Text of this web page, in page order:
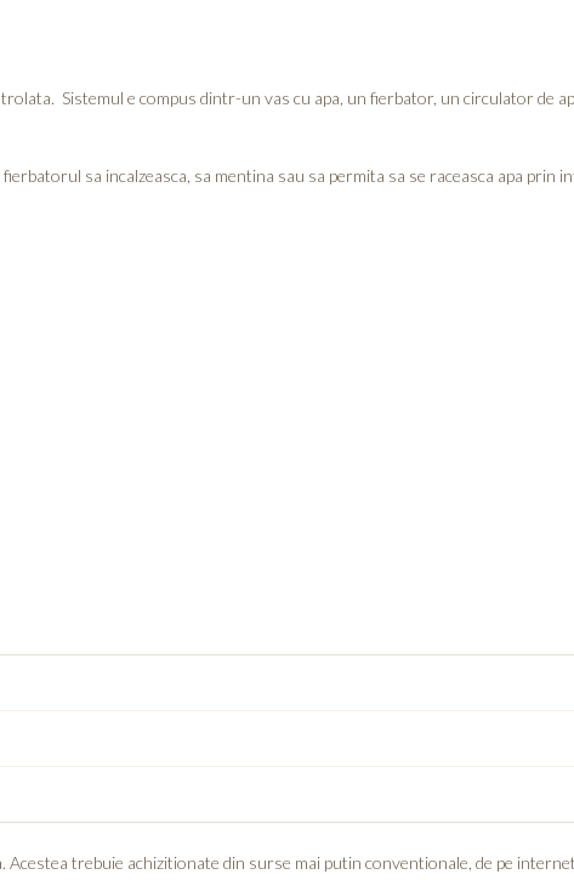
Sistemul e compus dintr-un vas cu apa, un fierbator, un circulator de
sa incalzeasca, sa mentina sau sa permita sa se raceasca apa
trebuie achizitionate din surse mai putin conventionale, de pe